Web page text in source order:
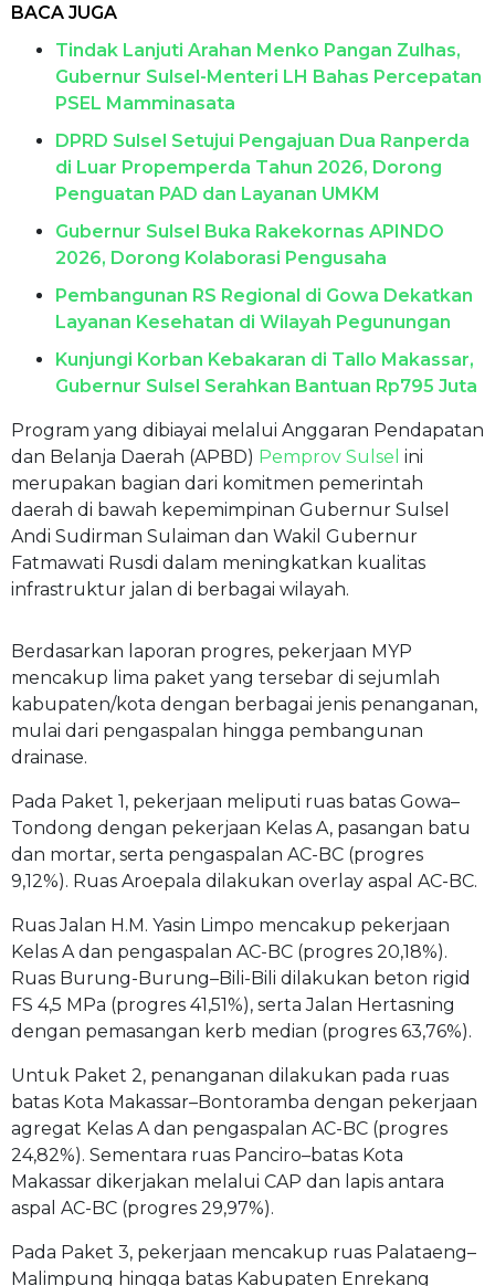
BACA JUGA
Tindak Lanjuti Arahan Menko Pangan Zulhas,
Gubernur Sulsel-Menteri LH Bahas Percepatan
PSEL Mamminasata
DPRD Sulsel Setujui Pengajuan Dua Ranperda
di Luar Propemperda Tahun 2026, Dorong
Penguatan PAD dan Layanan UMKM
Gubernur Sulsel Buka Rakekornas APINDO
2026, Dorong Kolaborasi Pengusaha
Pembangunan RS Regional di Gowa Dekatkan
Layanan Kesehatan di Wilayah Pegunungan
Kunjungi Korban Kebakaran di Tallo Makassar,
Gubernur Sulsel Serahkan Bantuan Rp795 Juta
Program yang dibiayai melalui Anggaran Pendapatan
dan Belanja Daerah (APBD) Pemprov Sulsel ini
merupakan bagian dari komitmen pemerintah
daerah di bawah kepemimpinan Gubernur Sulsel
Andi Sudirman Sulaiman dan Wakil Gubernur
Fatmawati Rusdi dalam meningkatkan kualitas
infrastruktur jalan di berbagai wilayah.
Berdasarkan laporan progres, pekerjaan MYP
mencakup lima paket yang tersebar di sejumlah
kabupaten/kota dengan berbagai jenis penanganan,
mulai dari pengaspalan hingga pembangunan
drainase.
Pada Paket 1, pekerjaan meliputi ruas batas Gowa–
Tondong dengan pekerjaan Kelas A, pasangan batu
dan mortar, serta pengaspalan AC-BC (progres
9,12%). Ruas Aroepala dilakukan overlay aspal AC-BC.
Ruas Jalan H.M. Yasin Limpo mencakup pekerjaan
Kelas A dan pengaspalan AC-BC (progres 20,18%).
Ruas Burung-Burung–Bili-Bili dilakukan beton rigid
FS 4,5 MPa (progres 41,51%), serta Jalan Hertasning
dengan pemasangan kerb median (progres 63,76%).
Untuk Paket 2, penanganan dilakukan pada ruas
batas Kota Makassar–Bontoramba dengan pekerjaan
agregat Kelas A dan pengaspalan AC-BC (progres
24,82%). Sementara ruas Panciro–batas Kota
Makassar dikerjakan melalui CAP dan lapis antara
aspal AC-BC (progres 29,97%).
Pada Paket 3, pekerjaan mencakup ruas Palataeng–
Malimpung hingga batas Kabupaten Enrekang